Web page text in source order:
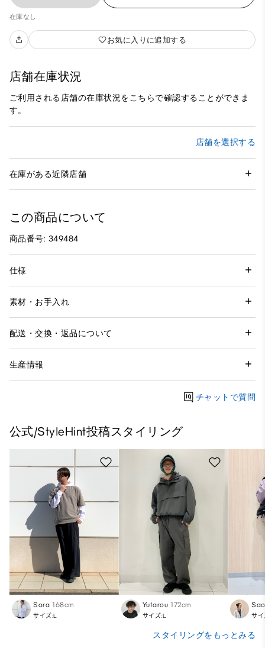
在庫なし
お気に入りに追加する
店舗在庫状況
ご利用される店舗の在庫状況をこちらで確認することができま
す。
店舗を選択する
在庫がある近隣店舗
この商品について
商品番号: 349484
仕様
素材・お手入れ
配送・交換・返品について
生産情報
チャットで質問
公式/StyleHint投稿スタイリング
Sora 168cm
サイズ:L
Yutarou 172cm
サイズ:L
Sao
サ
スタイリングをもっとみる